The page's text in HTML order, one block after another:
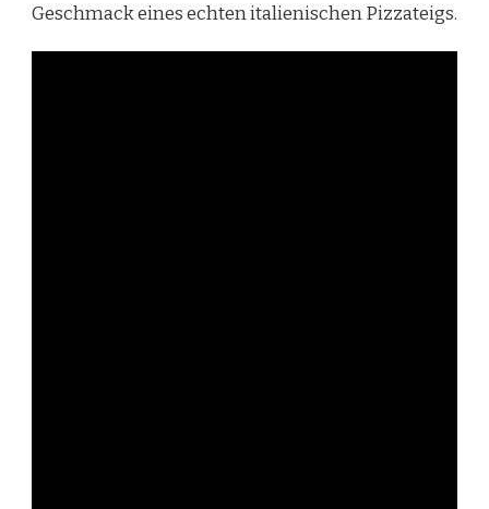
Geschmack eines echten italienischen Pizzateigs.